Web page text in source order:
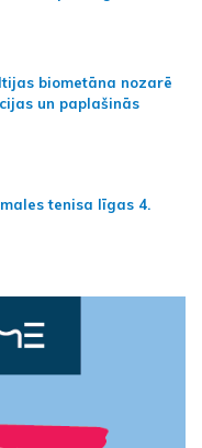
biometāna nozarē
un paplašinās
tenisa līgas 4.